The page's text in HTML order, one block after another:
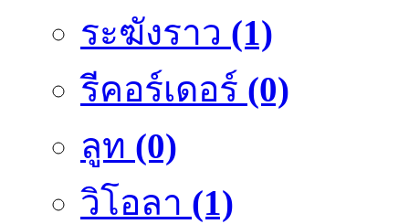
ระฆังราว (1)
รีคอร์เดอร์ (0)
ลูท (0)
วิโอลา (1)